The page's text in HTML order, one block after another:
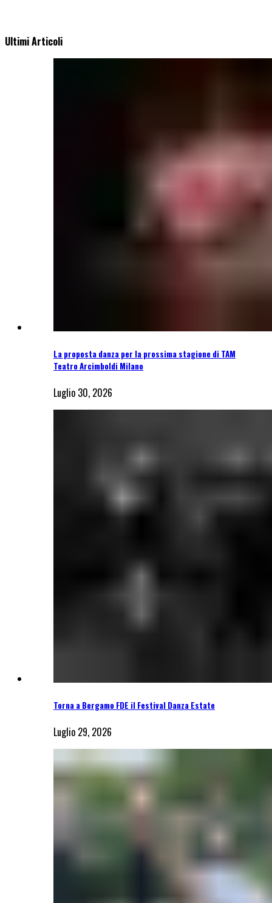
Ultimi Articoli
La proposta danza per la prossima stagione di TAM
Teatro Arcimboldi Milano
Luglio 30, 2026
Torna a Bergamo FDE il Festival Danza Estate
Luglio 29, 2026